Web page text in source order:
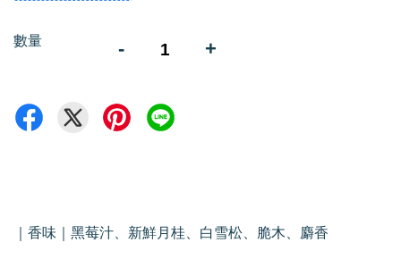
數量 - +
｜香味｜黑莓汁、新鮮月桂、白雪松、脆木、麝香